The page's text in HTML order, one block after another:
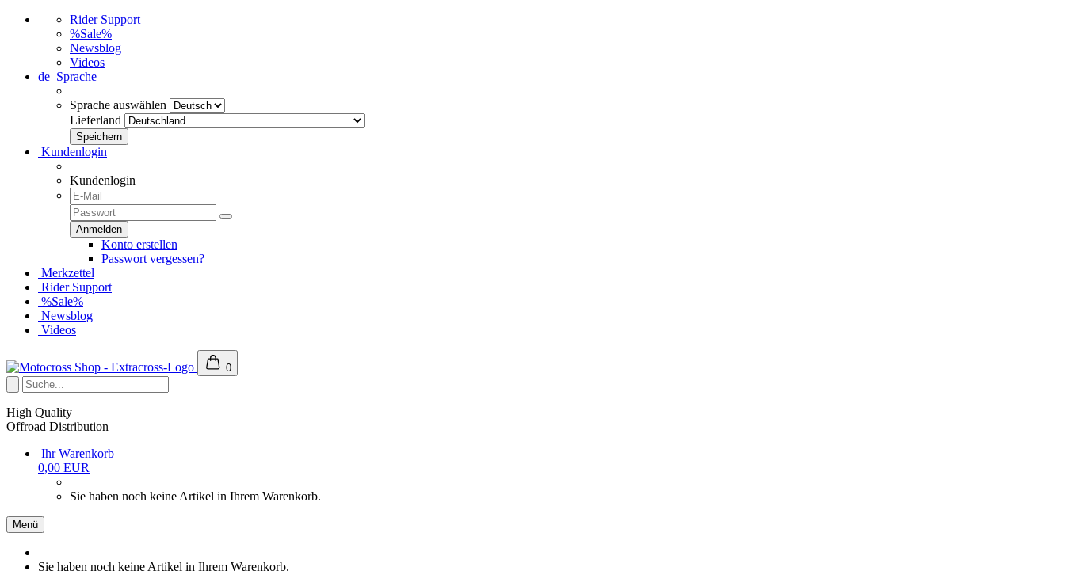
Rider Support
%Sale%
Newsblog
Videos
de Sprache
Sprache auswählen
Lieferland
Kundenlogin
Kundenlogin
Konto erstellen
Passwort vergessen?
Merkzettel
Rider Support
%Sale%
Newsblog
Videos
0
High Quality
Offroad Distribution
Ihr Warenkorb
0,00 EUR
Sie haben noch keine Artikel in Ihrem Warenkorb.
Menü
Sie haben noch keine Artikel in Ihrem Warenkorb.